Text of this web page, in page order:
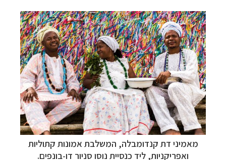
מאמיני דת קנדומבלה, המשלבת אמונות קתוליות
ואפריקניות, ליד כנסיית נוסו סניור דו-בונפים.
תכנוןטיולים לדרום ומרכז אמריקה לחצו לרשימת
היעדים »
תכנוןטיולים לצפון אמריקהלחצו לרשימת היעדים »